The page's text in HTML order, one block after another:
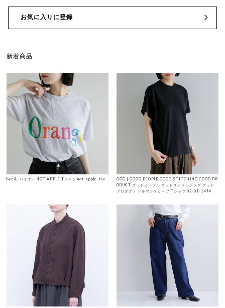
お気に入りに登録
新着商品
byeA. バイエー NOT APPLE Tシャツ not-apple-tee
GGG | GOOD PEOPLE GOOD STITCHING GOOD PR
ODUCT グッドピープル グッドスティッチング グッド
プロダクト ドルマンスリーブ Tシャツ 02-01-1494